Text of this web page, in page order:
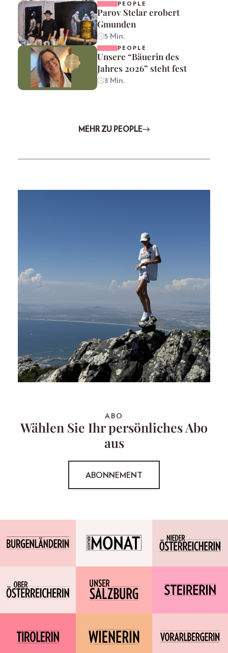
PEOPLE
Parov Stelar erobert
Gmunden
5 Min.
PEOPLE
Unsere “Bäuerin des
Jahres 2026” steht fest
3 Min.
MEHR ZU PEOPLE
ABO
Wählen Sie Ihr persönliches Abo
aus
ABONNEMENT